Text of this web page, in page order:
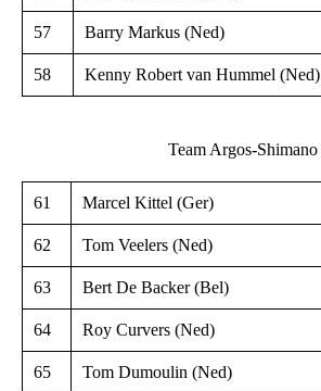
57 Barry Markus (Ned)
58 Kenny Robert van Hummel (Ned)
Team Argos-Shimano
61 Marcel Kittel (Ger)
62 Tom Veelers (Ned)
63 Bert De Backer (Bel)
64 Roy Curvers (Ned)
65 Tom Dumoulin (Ned)